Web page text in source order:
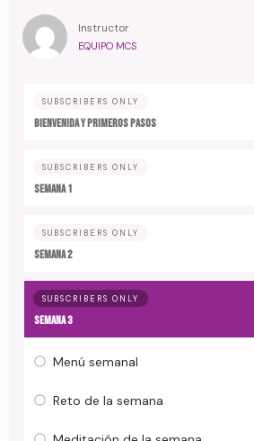
Instructor
EQUIPO MCS
SUBSCRIBERS ONLY
Bienvenida y primeros pasos
SUBSCRIBERS ONLY
Semana 1
SUBSCRIBERS ONLY
Semana 2
SUBSCRIBERS ONLY
Semana 3
Menú semanal
Reto de la semana